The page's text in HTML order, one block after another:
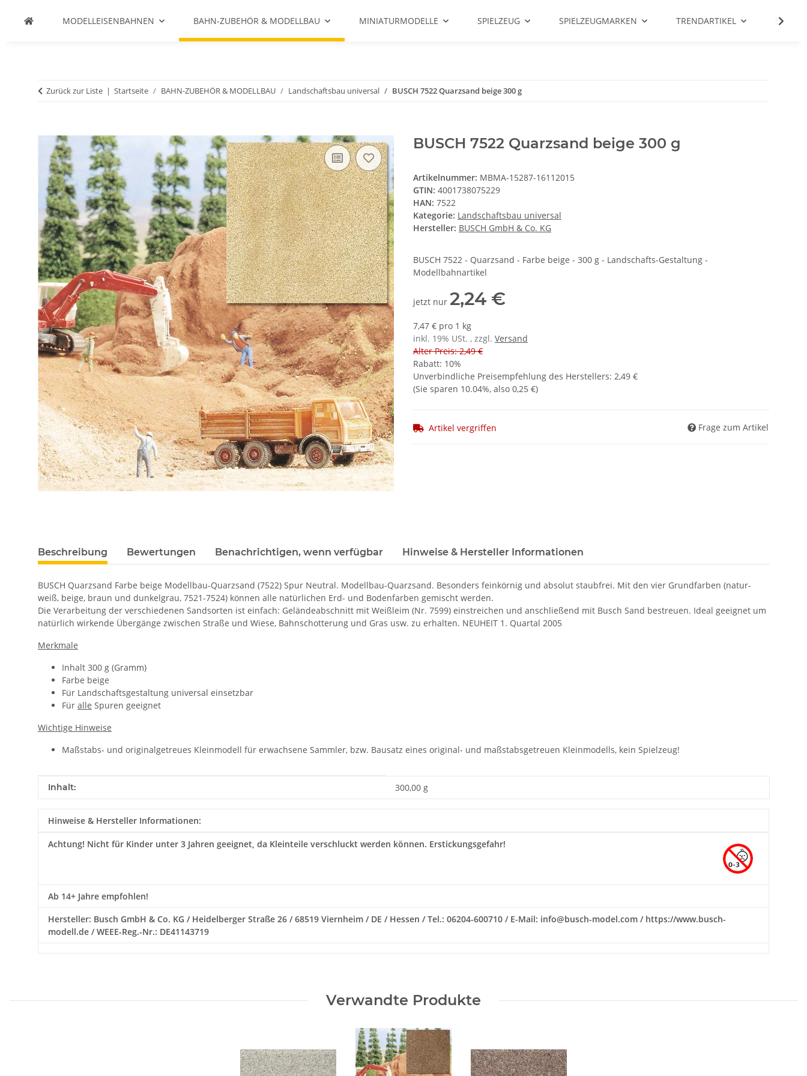
MODELLEISENBAHNEN BAHN-ZUBEHÖR & MODELLBAU MINIATURMODELLE SPIELZEUG SPIELZEUGMARKEN TRENDARTIKEL SALE %
Zurück zur Liste Startseite BAHN-ZUBEHÖR & MODELLBAU Landschaftsbau universal BUSCH 7522 Quarzsand beige 300 g
BUSCH 7522 Quarzsand beige 300 g
Artikelnummer: MBMA-15287-16112015
GTIN: 4001738075229
HAN: 7522
Kategorie: Landschaftsbau universal
Hersteller: BUSCH GmbH & Co. KG
BUSCH 7522 - Quarzsand - Farbe beige - 300 g - Landschafts-Gestaltung -
Modellbahnartikel
jetzt nur 2,24 €
7,47 € pro 1 kg
inkl. 19% USt. , zzgl. Versand
Alter Preis: 2,49 €
Rabatt: 10%
Unverbindliche Preisempfehlung des Herstellers: 2,49 €
(Sie sparen 10.04%, also 0,25 €)
Artikel vergriffen Frage zum Artikel
Beschreibung Bewertungen Benachrichtigen, wenn verfügbar Hinweise & Hersteller Informationen
BUSCH Quarzsand Farbe beige Modellbau-Quarzsand (7522) Spur Neutral. Modellbau-Quarzsand. Besonders feinkörnig und absolut staubfrei. Mit den vier Grundfarben (natur-
weiß, beige, braun und dunkelgrau, 7521-7524) können alle natürlichen Erd- und Bodenfarben gemischt werden.
Die Verarbeitung der verschiedenen Sandsorten ist einfach: Geländeabschnitt mit Weißleim (Nr. 7599) einstreichen und anschließend mit Busch Sand bestreuen. Ideal geeignet um
natürlich wirkende Übergänge zwischen Straße und Wiese, Bahnschotterung und Gras usw. zu erhalten. NEUHEIT 1. Quartal 2005
Merkmale
Inhalt 300 g (Gramm)
Farbe beige
Für Landschaftsgestaltung universal einsetzbar
Für alle Spuren geeignet
Wichtige Hinweise
Maßstabs- und originalgetreues Kleinmodell für erwachsene Sammler, bzw. Bausatz eines original- und maßstabsgetreuen Kleinmodells, kein Spielzeug!
Produkteigenschaft
Wert
Inhalt: 300,00 g
Hinweise & Hersteller Informationen:
Achtung! Nicht für Kinder unter 3 Jahren geeignet, da Kleinteile verschluckt werden können. Erstickungsgefahr!
Ab 14+ Jahre empfohlen!
Hersteller: Busch GmbH & Co. KG / Heidelberger Straße 26 / 68519 Viernheim / DE / Hessen / Tel.: 06204-600710 / E-Mail: info@busch-model.com / https://www.busch-
modell.de / WEEE-Reg.-Nr.: DE41143719
Verwandte Produkte